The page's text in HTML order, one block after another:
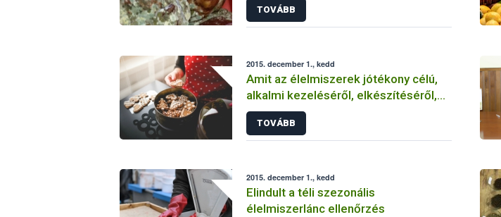
TOVÁBB
2015. december 1., kedd
Amit az élelmiszerek jótékony célú,
alkalmi kezeléséről, elkészítéséről,
tárolásáról és felszolgálásáról tudni
érdemes
TOVÁBB
2015. december 1., kedd
Elindult a téli szezonális
élelmiszerlánc ellenőrzés